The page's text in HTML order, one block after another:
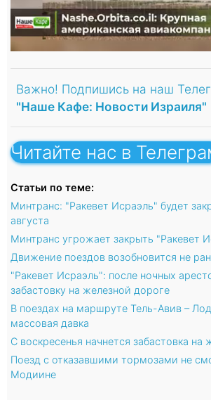
Важно! Подпишись на наш
"Наше Кафе: Новости Израиля"
Читайте нас в
Статьи по теме:
Минтранс: "Ракевет Исраэль" будет
августа
Минтранс угрожает закрыть "Ракевет
Движение поездов возобновится не
"Ракевет Исраэль": после ночных
забастовку на железной дороге
В поездах на маршруте Тель-Авив –
массовая давка
С воскресенья начнется забастовка на
Поезд с отказавшими тормозами не
Модиине